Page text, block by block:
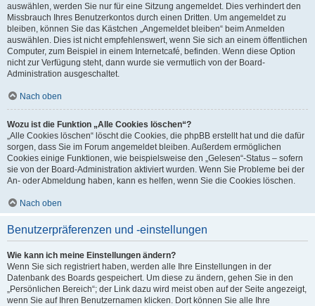
auswählen, werden Sie nur für eine Sitzung angemeldet. Dies verhindert den
Missbrauch Ihres Benutzerkontos durch einen Dritten. Um angemeldet zu
bleiben, können Sie das Kästchen „Angemeldet bleiben“ beim Anmelden
auswählen. Dies ist nicht empfehlenswert, wenn Sie sich an einem öffentlichen
Computer, zum Beispiel in einem Internetcafé, befinden. Wenn diese Option
nicht zur Verfügung steht, dann wurde sie vermutlich von der Board-
Administration ausgeschaltet.
Nach oben
Wozu ist die Funktion „Alle Cookies löschen“?
„Alle Cookies löschen“ löscht die Cookies, die phpBB erstellt hat und die dafür
sorgen, dass Sie im Forum angemeldet bleiben. Außerdem ermöglichen
Cookies einige Funktionen, wie beispielsweise den „Gelesen“-Status – sofern
sie von der Board-Administration aktiviert wurden. Wenn Sie Probleme bei der
An- oder Abmeldung haben, kann es helfen, wenn Sie die Cookies löschen.
Nach oben
Benutzerpräferenzen und -einstellungen
Wie kann ich meine Einstellungen ändern?
Wenn Sie sich registriert haben, werden alle Ihre Einstellungen in der
Datenbank des Boards gespeichert. Um diese zu ändern, gehen Sie in den
„Persönlichen Bereich“; der Link dazu wird meist oben auf der Seite angezeigt,
wenn Sie auf Ihren Benutzernamen klicken. Dort können Sie alle Ihre